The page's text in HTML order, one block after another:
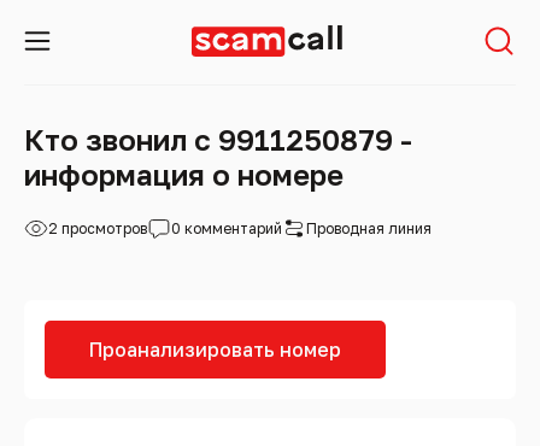
Кто звонил с 9911250879 -
информация о номере
2 просмотров 0 комментарий Проводная линия
Проанализировать номер